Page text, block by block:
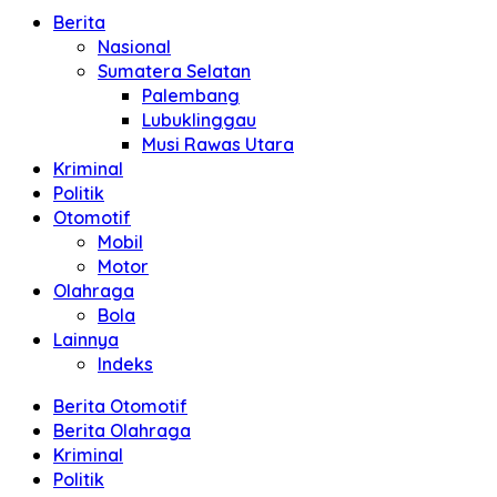
Berita
Nasional
Sumatera Selatan
Palembang
Lubuklinggau
Musi Rawas Utara
Kriminal
Politik
Otomotif
Mobil
Motor
Olahraga
Bola
Lainnya
Indeks
Berita Otomotif
Berita Olahraga
Kriminal
Politik